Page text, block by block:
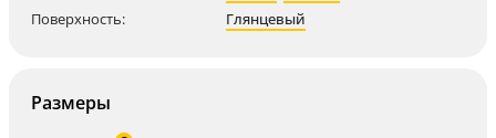
Поверхность:
Глянцевый
Размеры